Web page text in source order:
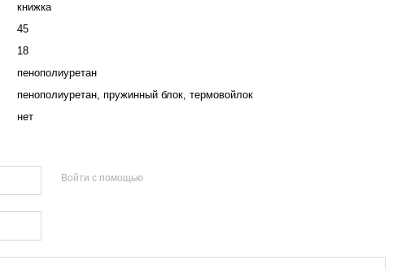
книжка
45
18
пенополиуретан
пенополиуретан, пружинный блок, термовойлок
нет
Войти с помощью